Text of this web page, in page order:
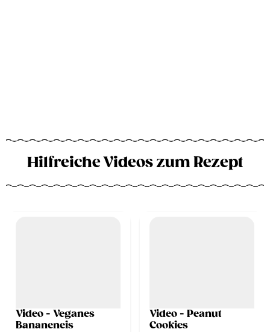
Hilfreiche Videos zum Rezept
Video - Veganes
Bananeneis
Video - Peanut
Cookies